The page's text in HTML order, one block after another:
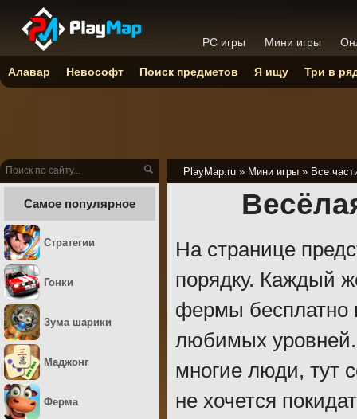
PlayMap.ru » Мини игры » Все
На странице
порядку. Каждый
фермы бесплатно
любимых
многие люди, тут
не хочется
Самое популярное
Стратегии
Гонки
Зума шарики
Маджонг
Ферма
PC игры Мини игры
Алавар Невософт Поиск предметов Я ищу Три в